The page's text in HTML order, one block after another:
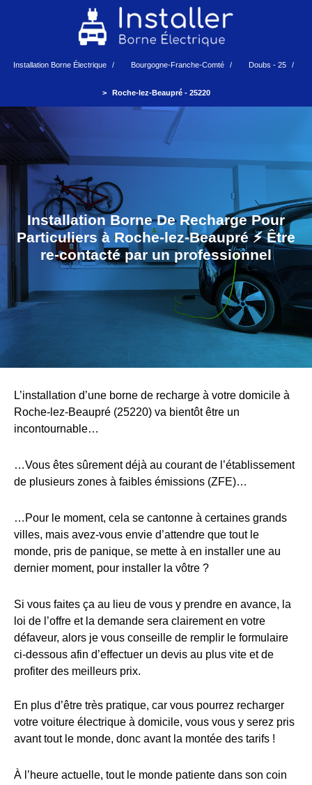
Installation Borne Électrique Bourgogne-Franche-Comté Doubs - 25
Roche-lez-Beaupré - 25220
Installation Borne De Recharge Pour
Particuliers à Roche-lez-Beaupré ⚡️ Être
re-contacté par un professionnel
L’installation d’une borne de recharge à votre domicile à
Roche-lez-Beaupré (25220) va bientôt être un
incontournable…
…Vous êtes sûrement déjà au courant de l’établissement
de plusieurs zones à faibles émissions (ZFE)…
…Pour le moment, cela se cantonne à certaines grands
villes, mais avez-vous envie d’attendre que tout le
monde, pris de panique, se mette à en installer une au
dernier moment, pour installer la vôtre ?
Si vous faites ça au lieu de vous y prendre en avance, la
loi de l’offre et la demande sera clairement en votre
défaveur, alors je vous conseille de remplir le formulaire
ci-dessous afin d’effectuer un devis au plus vite et de
profiter des meilleurs prix.
En plus d’être très pratique, car vous pourrez recharger
votre voiture électrique à domicile, vous vous y serez pris
avant tout le monde, donc avant la montée des tarifs !
À l’heure actuelle, tout le monde patiente dans son coin